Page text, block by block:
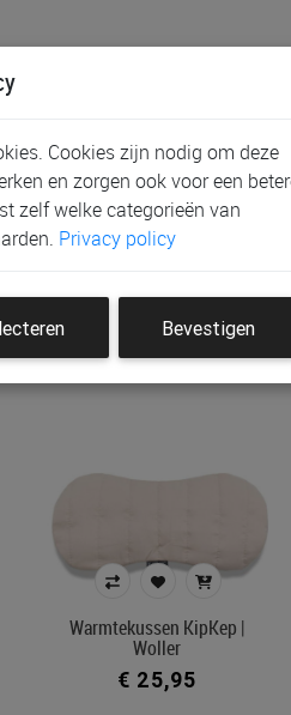
Warmtekussen KipKep |
Woller
Warmtekussen KipKep |
Woller
€ 25,95
Cookies zijn nodig om deze
en zorgen ook voor een
zelf welke categorieën van
Privacy policy
Bevestigen